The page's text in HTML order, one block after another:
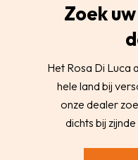
Zoek
Het Rosa Di Luca
hele land bij
onze dealer
dichts bij